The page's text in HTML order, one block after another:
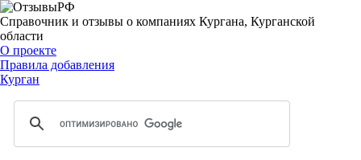
Справочник и отзывы о компаниях Кургана, Курганской
области
О проекте
Правила добавления
Курган